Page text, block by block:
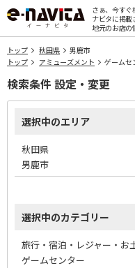
さぁ、今すぐ
ナビタに掲載
地元のお店の
トップ 秋田県
男鹿市
トップ
アミューズメント ゲームセ
検索条件 設定・変更
選択中のエリア
秋田県
男鹿市
選択中のカテゴリー
旅行・宿泊・レジャー・お
ゲームセンター